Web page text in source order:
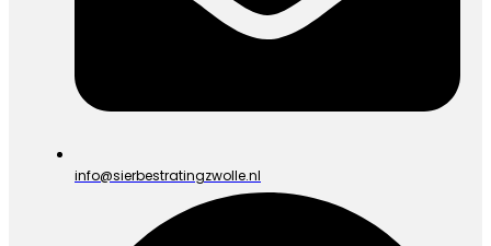
info@sierbestratingzwolle.nl